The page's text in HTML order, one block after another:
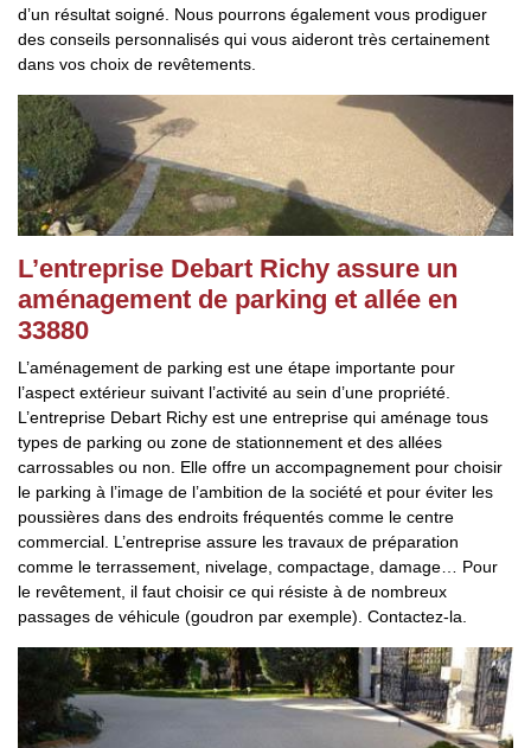
d’un résultat soigné. Nous pourrons également vous prodiguer
des conseils personnalisés qui vous aideront très certainement
dans vos choix de revêtements.
L’entreprise Debart Richy assure un
aménagement de parking et allée en
33880
L’aménagement de parking est une étape importante pour
l’aspect extérieur suivant l’activité au sein d’une propriété.
L’entreprise Debart Richy est une entreprise qui aménage tous
types de parking ou zone de stationnement et des allées
carrossables ou non. Elle offre un accompagnement pour choisir
le parking à l’image de l’ambition de la société et pour éviter les
poussières dans des endroits fréquentés comme le centre
commercial. L’entreprise assure les travaux de préparation
comme le terrassement, nivelage, compactage, damage… Pour
le revêtement, il faut choisir ce qui résiste à de nombreux
passages de véhicule (goudron par exemple). Contactez-la.